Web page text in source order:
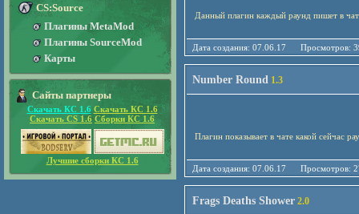
Данный плагин каждый раунд пишет в чат
Дата создания: 07.06.17
Number Round 1.3
Плагин показывает в чате какой сейчас
Дата создания: 07.06.17
Frags Deaths Shower 2.0
CS:Source
Плагины MetaMod
Плагины SourceMod
Карты
Сайты партнеры
Скачать КС 1.6 Скачать КС 1.6
Скачать CS 1.6 Сборки КС 1.6
Лучшие сборки КС 1.6